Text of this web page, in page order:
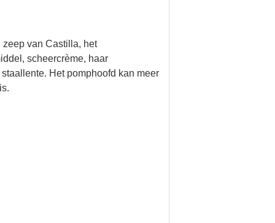
van Castilla, het
scheercrème, haar
Het pomphoofd kan meer